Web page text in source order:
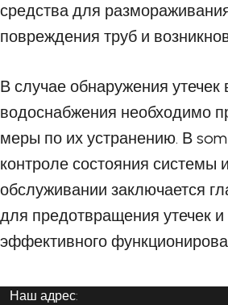
средства для
повреждения труб и
В случае обнаружения утечек
водоснабжения необходимо
меры по их устранению. В
контроле состояния системы
обслуживании заключается
для предотвращения утечек
эффективного
Наш адрес: